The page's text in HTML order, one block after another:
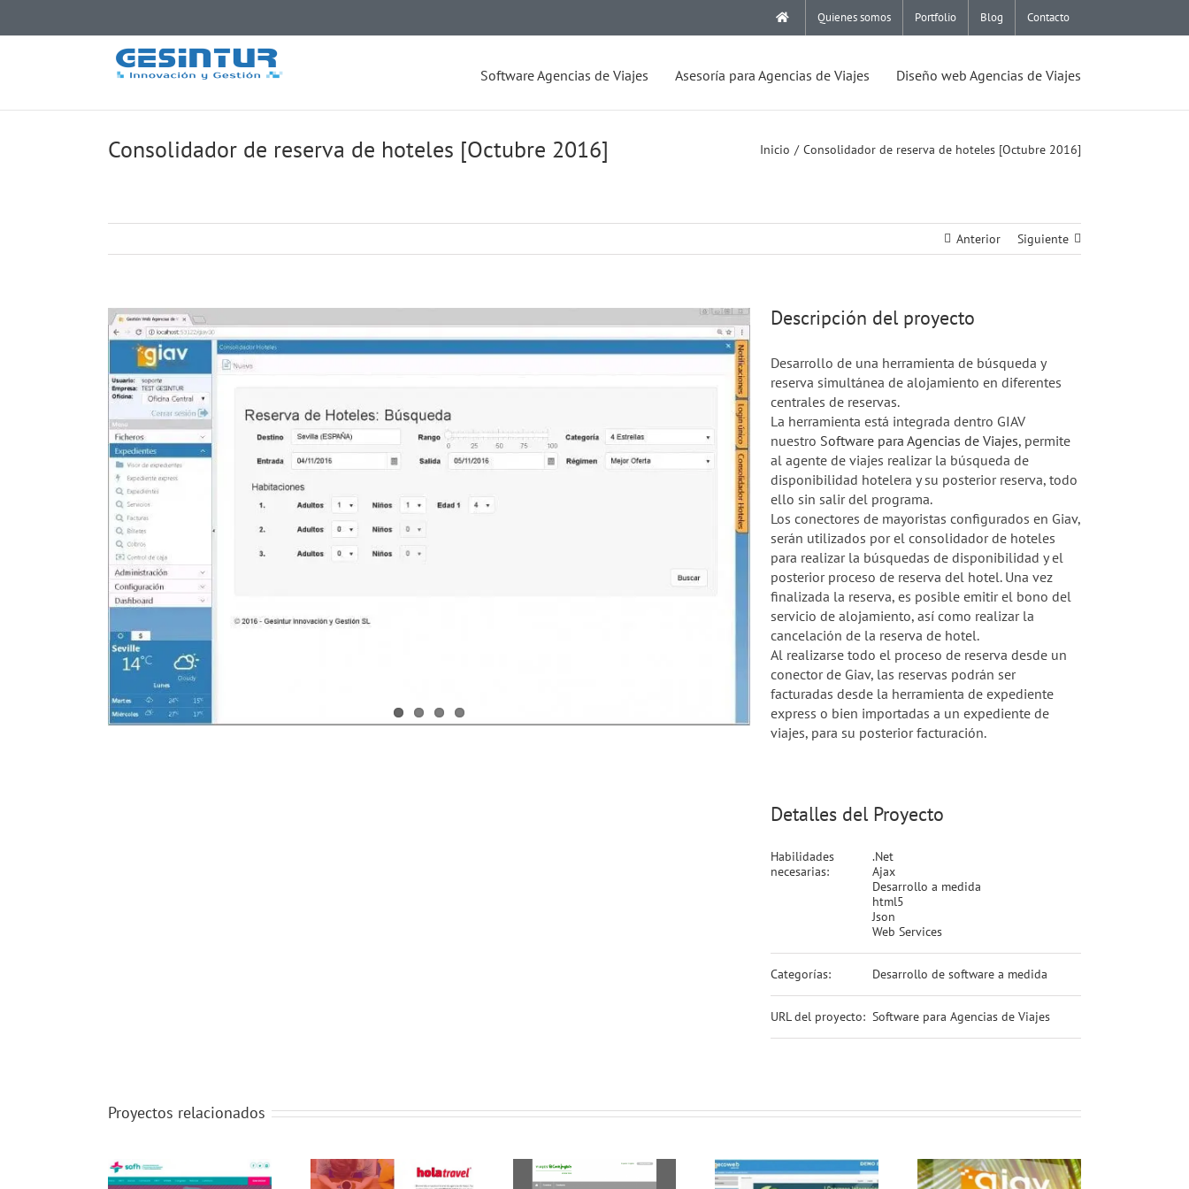
Quienes somos Portfolio Blog Contacto
Software Agencias de Viajes Asesoría para Agencias de Viajes Diseño web Agencias de Viajes
Consolidador de reserva de hoteles [Octubre 2016] Inicio Consolidador de reserva de hoteles [Octubre 2016]
Anterior Siguiente
Ver
imagen
grande
Descripción del proyecto
Desarrollo de una herramienta de búsqueda y
reserva simultánea de alojamiento en diferentes
centrales de reservas.
La herramienta está integrada dentro GIAV
nuestro Software para Agencias de Viajes, permite
al agente de viajes realizar la búsqueda de
disponibilidad hotelera y su posterior reserva, todo
ello sin salir del programa.
Los conectores de mayoristas configurados en Giav,
serán utilizados por el consolidador de hoteles
para realizar la búsquedas de disponibilidad y el
posterior proceso de reserva del hotel. Una vez
finalizada la reserva, es posible emitir el bono del
servicio de alojamiento, así como realizar la
cancelación de la reserva de hotel.
Al realizarse todo el proceso de reserva desde un
conector de Giav, las reservas podrán ser
facturadas desde la herramienta de expediente
express o bien importadas a un expediente de
viajes, para su posterior facturación.
Detalles del Proyecto
Habilidades
necesarias:
.Net
Ajax
Desarrollo a medida
html5
Json
Web Services
Categorías: Desarrollo de software a medida
URL del proyecto: Software para Agencias de Viajes
Proyectos relacionados